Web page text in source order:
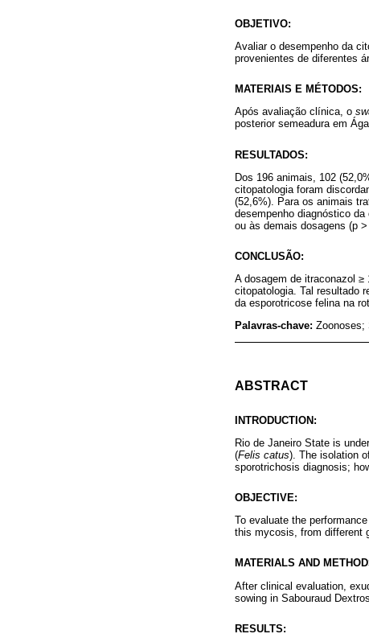
OBJETIVO:
Avaliar o desempenho da
provenientes de diferentes
MATERIAIS E MÉTODOS:
Após avaliação clínica, o
posterior semeadura em
RESULTADOS:
Dos 196 animais, 102
citopatologia foram
(52,6%). Para os animais
desempenho diagnóstico
ou às demais dosagens (p >
CONCLUSÃO:
A dosagem de itraconazol
citopatologia. Tal resultado
da esporotricose felina na
Palavras-chave: Zoonoses;
ABSTRACT
INTRODUCTION:
Rio de Janeiro State is
(Felis catus). The isolation
sporotrichosis diagnosis;
OBJECTIVE:
To evaluate the
this mycosis, from different
MATERIALS AND
After clinical evaluation,
sowing in Sabouraud
RESULTS: